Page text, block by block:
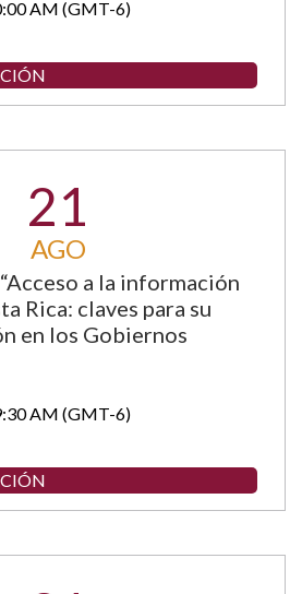
AM (GMT-6)
21
AGO
a la información
Rica: claves para su
en los Gobiernos
AM (GMT-6)